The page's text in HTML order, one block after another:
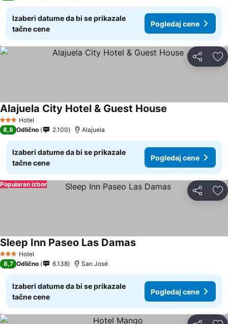
Izaberi datume da bi se prikazale
tačne cene
Pogledaj cene
Deli
3 Zvezdice
Hotel
Alajuela City Hotel & Guest House
8,8 Odlično 2.100 Alajuela
Izaberi datume da bi se prikazale
tačne cene
Pogledaj cene
Deli
Popularan izbor
3 Zvezdice
Hotel
Sleep Inn Paseo Las Damas
8,7 Odlično 6.138 San José
Izaberi datume da bi se prikazale
tačne cene
Pogledaj cene